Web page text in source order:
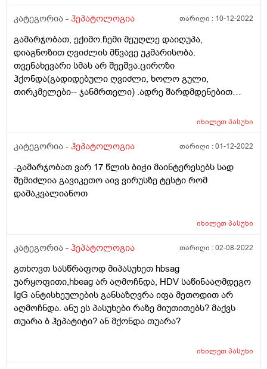
მოყვარული ვარ მხოლოდ.მდედრობითი 32წლის.
კატეგორია - ჰეპატოლოგია თარიღი : 10-12-2022
გამარჯობათ, ექიმო.ჩემი მეუღლე დაიღუპა,
დიაგნოზით ღვიძლის მწვავე უკმარისობა.
თვენახევარი სმას არ შეეშვა.ციროზი
ჰქონდა(გადიდებული ღვიძლი, ხოლო გული,
თირკმელები-- ჯანმრთელი) .ადრე შარდმდენებით
თერაპიის დასაწყისში მუცელს თავიდან არ ეტყობოდა
მიღება 1-2 დღის დაწყებული ჰქონდა.
ვიყავი, რომ მულმა სასწრაფოთი გადაიყვანა
კლინიკაში. ადრე სხვა კლინიკის ქირურგმა (სიხლდენა
ჰქონდა მაშინ) ასციტური სითხე არ ამოუღო, საჭირო
მე 100 ფორმას ვკითხულობ. --ჯერ კვლევები ჩაუტარეს.
მაჩვენებელი...მერე სუნთქვაში უშლის ხელსო და
სითხე ამოუღეს(16ლ). ზაზას რენიმაციაში თვენახევრის
მანძილზე ბილირუბინის მაღალი დონე ჰქონდა(100-
200). კომაში ჩავარდა და დაიღუპა. 100ფორმაში წერია
სითხის ამოღებას გართულება არ მოჰყვაო, ვფიქრობ
ცრუობს ქირურგი, მაშინ 1 თვე წნევას მხოლოდ
მედიკამენტებით რატომ ურეგულირებდნენ,
დაგეღუპებათო, ე.ი. ოპერციისას დაეწია წნევა,
იხილეთპასუხი
კატეგორია - ჰეპატოლოგია თარიღი :01-12-2022
-გამარჯობათ ვარ 17 წლის ბიჭი მაინტერესებს სად
შემიძლია გავიკეთო აივ ვირუსზე ტესტი რომ
დამაკვალიანოთ
იხილეთპასუხი
კატეგორია - ჰეპატოლოგია თარიღი :02-08-2022
გთხოვთ სასწრაფოდ მიპასუხეთ hbsag
უარყოფითი,hbeag არ აღმოჩნდა, HDV საწინააღმდეგო
IgG ანტისხეულების განსაზღვრა იფა მეთოდით არ
აღმოჩნდა. ანუ ეს პასუხები რაზე მიუთითებს? მაქვს
თუარა ბ ჰეპატიტი? ან მქონდა თუარა?
იხილეთპასუხი